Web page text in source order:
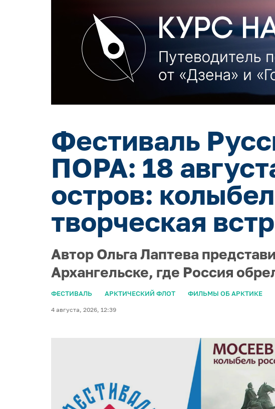
Фестиваль
ПОРА: 18
остров:
творческая
Автор Ольга Лаптева
Архангельске, где Россия
ФЕСТИВАЛЬ АРКТИЧЕСКИЙ ФЛОТ ФИЛЬМЫ ОБ АРКТИКЕ
4 августа, 2026, 12:39